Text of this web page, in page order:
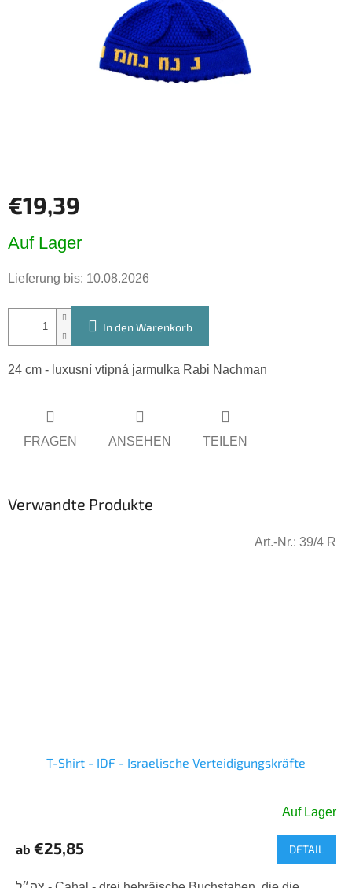
€19,39
Auf Lager
Lieferung bis: 10.08.2026
In den Warenkorb
24 cm - luxusní vtipná jarmulka Rabi Nachman
FRAGEN ANSEHEN TEILEN
Verwandte Produkte
T-Shirt - IDF - Israelische Verteidigungskräfte
Produktbewertung
5,0
Auf Lager
ab €25,85 DETAIL
Art.-Nr.: 39/4 R